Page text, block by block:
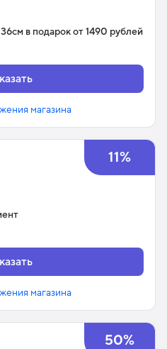
в подарок от 1490 рублей
магазина
11%
магазина
50%